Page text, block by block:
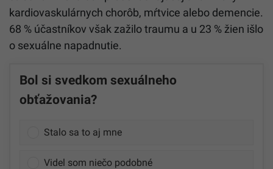
kardiovaskulárnych chorôb, mŕtvice alebo demencie.
68 % účastníkov však zažilo traumu a u 23 % žien išlo
o sexuálne napadnutie.
Bol si svedkom sexuálneho
obťažovania?
Stalo sa to aj mne
Videl som niečo podobné